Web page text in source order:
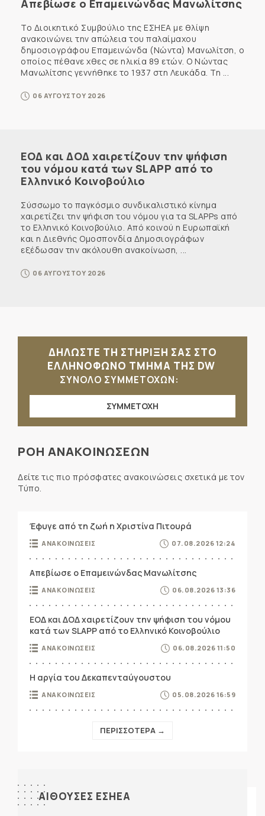
Απεβίωσε ο Επαμεινώνδας Μανωλίτσης
Το Διοικητικό Συμβούλιο της ΕΣΗΕΑ με θλίψη
ανακοινώνει την απώλεια του παλαίμαχου
δημοσιογράφου Επαμεινώνδα (Νώντα) Μανωλίτση, ο
οποίος πέθανε χθες σε ηλικία 89 ετών. Ο Νώντας
Μανωλίτσης γεννήθηκε το 1937 στη Λευκάδα. Τη ...
06 ΑΥΓΟΥΣΤΟΥ 2026
ΕΟΔ και ΔΟΔ χαιρετίζουν την ψήφιση
του νόμου κατά των SLAPP από το
Ελληνικό Κοινοβούλιο
Σύσσωμο το παγκόσμιο συνδικαλιστικό κίνημα
χαιρετίζει την ψήφιση του νόμου για τα SLAPPs από
το Ελληνικό Κοινοβούλιο. Από κοινού η Ευρωπαϊκή
και η Διεθνής Ομοσπονδία Δημοσιογράφων
εξέδωσαν την ακόλουθη ανακοίνωση, ...
06 ΑΥΓΟΥΣΤΟΥ 2026
ΔΗΛΩΣΤΕ ΤΗ ΣΤΗΡΙΞΗ ΣΑΣ ΣΤΟ
ΕΛΛΗΝΟΦΩΝΟ ΤΜΗΜΑ ΤΗΣ DW
ΣΥΝΟΛΟ ΣΥΜΜΕΤΟΧΩΝ:
ΣΥΜΜΕΤΟΧΗ
ΡΟΗ ΑΝΑΚΟΙΝΩΣΕΩΝ
Δείτε τις πιο πρόσφατες ανακοινώσεις σχετικά με τον
Τύπο.
Έφυγε από τη ζωή η Χριστίνα Πιτουρά
ΑΝΑΚΟΙΝΩΣΕΙΣ 07.08.2026 12:24
Απεβίωσε ο Επαμεινώνδας Μανωλίτσης
ΑΝΑΚΟΙΝΩΣΕΙΣ 06.08.2026 13:36
ΕΟΔ και ΔΟΔ χαιρετίζουν την ψήφιση του νόμου
κατά των SLAPP από το Ελληνικό Κοινοβούλιο
ΑΝΑΚΟΙΝΩΣΕΙΣ 06.08.2026 11:50
Η αργία του Δεκαπενταύγουστου
ΑΝΑΚΟΙΝΩΣΕΙΣ 05.08.2026 16:59
ΠΕΡΙΣΣΟΤΕΡΑ →
ΑΙΘΟΥΣΕΣ ΕΣΗΕΑ